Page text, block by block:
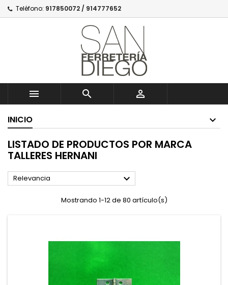
Teléfono: 917850072 / 914777652
  
INICIO
LISTADO DE PRODUCTOS POR MARCA
TALLERES HERNANI
Relevancia 
Mostrando 1-12 de 80 artículo(s)